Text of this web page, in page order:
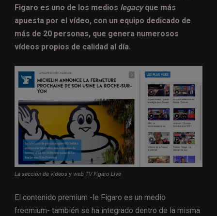
Figaro es uno de los medios legacyque más
apuesta por el vídeo, con un equipo dedicado de
más de 20 personas, que genera numerosos
vídeos propios de calidad al día.
La sección de vídeos y web TV Figaro Live
El contenido premium -le Figaro es un medio
freemium- también se ha integrado dentro de la misma